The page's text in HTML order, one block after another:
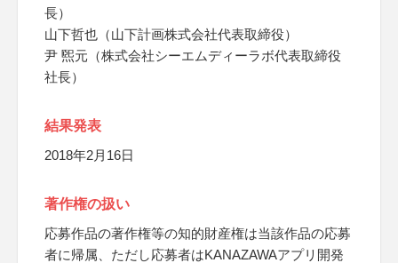
長）
山下哲也（山下計画株式会社代表取締役）
尹 煕元（株式会社シーエムディーラボ代表取締役
社長）
結果発表
2018年2月16日
著作権の扱い
応募作品の著作権等の知的財産権は当該作品の応募
者に帰属、ただし応募者はKANAZAWAアプリ開発